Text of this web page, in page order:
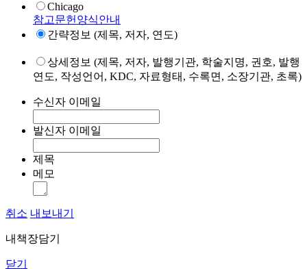
Chicago
참고문헌양식안내
간략정보 (제목, 저자, 연도)
상세정보 (제목, 저자, 발행기관, 학술지명, 권호, 발행
연도, 작성언어, KDC, 자료형태, 수록면, 소장기관, 초록)
수신자 이메일
발신자 이메일
제목
메모
취소 내보내기
내책장담기
닫기